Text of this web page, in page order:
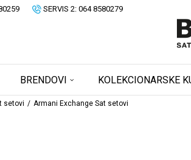
SERVIS 2: 064 8580279
BRENDOVI KOLEKCIONARSKE
setovi Armani Exchange Sat setovi